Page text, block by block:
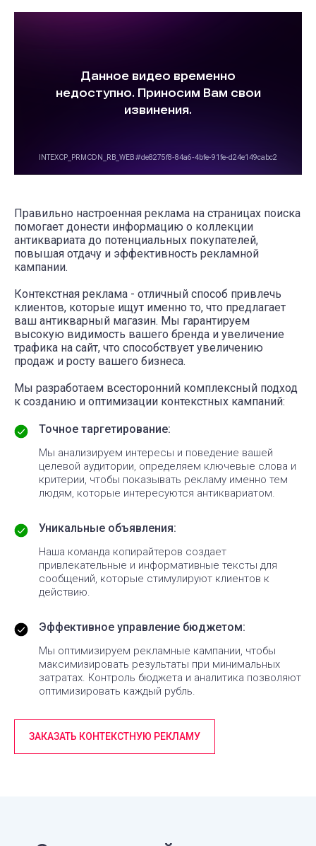
Правильно настроенная реклама на страницах поиска
помогает донести информацию о коллекции
антиквариата до потенциальных покупателей,
повышая отдачу и эффективность рекламной
кампании.
Контекстная реклама - отличный способ привлечь
клиентов, которые ищут именно то, что предлагает
ваш антикварный магазин. Мы гарантируем
высокую видимость вашего бренда и увеличение
трафика на сайт, что способствует увеличению
продаж и росту вашего бизнеса.
Мы разработаем всесторонний комплексный подход
к созданию и оптимизации контекстных кампаний:
Точное таргетирование:
Мы анализируем интересы и поведение вашей
целевой аудитории, определяем ключевые слова и
критерии, чтобы показывать рекламу именно тем
людям, которые интересуются антиквариатом.
Уникальные объявления:
Наша команда копирайтеров создает
привлекательные и информативные тексты для
сообщений, которые стимулируют клиентов к
действию.
Эффективное управление бюджетом:
Мы оптимизируем рекламные кампании, чтобы
максимизировать результаты при минимальных
затратах. Контроль бюджета и аналитика позволяют
оптимизировать каждый рубль.
ЗАКАЗАТЬ КОНТЕКСТНУЮ РЕКЛАМУ